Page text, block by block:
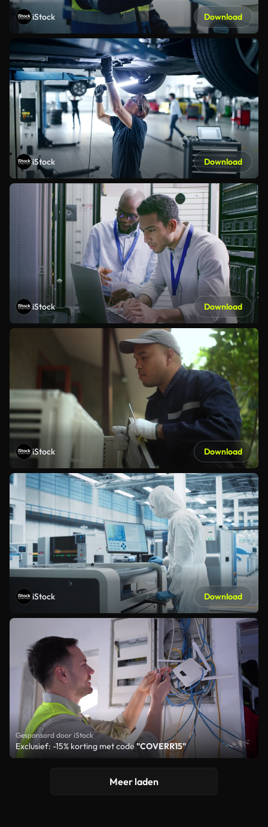
iStock Download
iStock Download
iStock Download
iStock Download
iStock Download
Gesponsord door iStock
Exclusief: -15% korting met code"COVERR15"
Meer laden